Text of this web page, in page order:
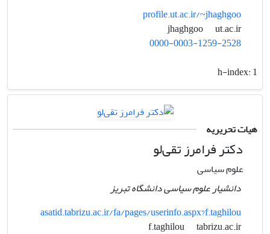
profile.ut.ac.ir/~jhaghgoo
jhaghgoo
ut.ac.ir
0000-0003-1259-2528
h-index:1
هیات تحریریه
دکتر فرامرز تقی‌لو
علوم سیاسی
دانشیار علوم سیاسی دانشگاه تبریز
asatid.tabrizu.ac.ir/fa/pages/userinfo.aspx?f.taghilou
f.taghilou
tabrizu.ac.ir